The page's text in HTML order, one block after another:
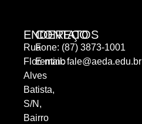
ENDEREÇO
Rua
Florentino
Alves
Batista,
S/N,
Bairro
CONTATOS
Fone: (87) 3873-1001
E-mail:fale@aeda.edu.br